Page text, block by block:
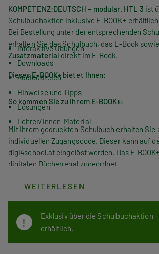
KOMPETENZ:DEUTSCH – modular. HTL 3 ist
Schulbuchaktion inklusive E-BOOK+
Bei Bestellung unter der entsprechenden
erhalten Sie das Schulbuch, das E-Book sowie
Zusatzmaterial direkt im E-Book.
Dieses E-BOOK+ bietet Ihnen:
Interaktive Übungen
Downloads
Audiodateien
Hinweise und Tipps
Lösungen
Lehrer/innen-Material
So kommen Sie zu Ihrem E-BOOK+:
Mit Ihrem gedruckten Schulbuch erhalten Sie
individuellen Zugangscode. Dieser kann auf
digi4school.at eingelöst werden. Das E-
digitalen Bücherregal zugeordnet.
WEITERLESEN
Exklusiv über die Schulbuchaktion
erhältlich.